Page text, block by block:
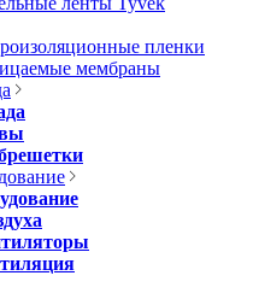
пленки
мембраны